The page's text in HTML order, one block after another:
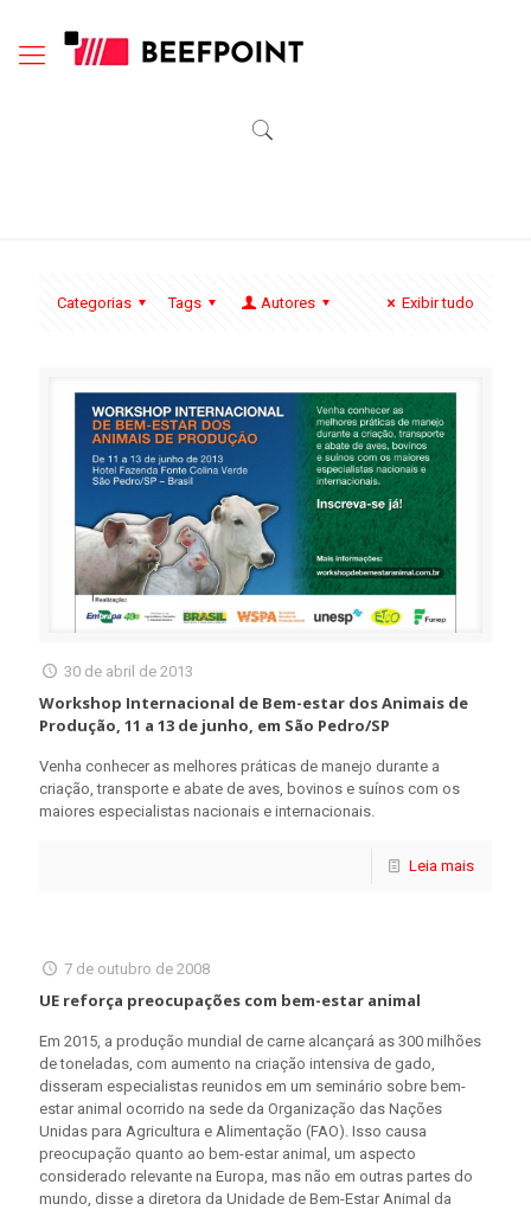
Categorias Tags Autores Exibir tudo
30 de abril de 2013
Workshop Internacional de Bem-estar dos Animais de
Produção, 11 a 13 de junho, em São Pedro/SP
Venha conhecer as melhores práticas de manejo durante a
criação, transporte e abate de aves, bovinos e suínos com os
maiores especialistas nacionais e internacionais.
Leia mais
7 de outubro de 2008
UE reforça preocupações com bem-estar animal
Em 2015, a produção mundial de carne alcançará as 300 milhões
de toneladas, com aumento na criação intensiva de gado,
disseram especialistas reunidos em um seminário sobre bem-
estar animal ocorrido na sede da Organização das Nações
Unidas para Agricultura e Alimentação (FAO). Isso causa
preocupação quanto ao bem-estar animal, um aspecto
considerado relevante na Europa, mas não em outras partes do
mundo, disse a diretora da Unidade de Bem-Estar Animal da